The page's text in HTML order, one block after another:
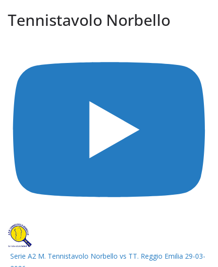
Tennistavolo Norbello
Serie A2 M. Tennistavolo Norbello vs TT. Reggio Emilia 29-03-